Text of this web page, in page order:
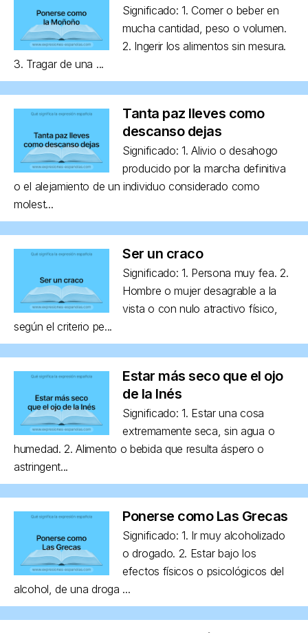
Significado: 1. Comer o beber en
mucha cantidad, peso o volumen.
2. Ingerir los alimentos sin mesura.
3. Tragar de una ...
Tanta paz lleves como
descanso dejas
Significado: 1. Alivio o desahogo
producido por la marcha definitiva
o el alejamiento de un individuo considerado como
molest...
Ser un craco
Significado: 1. Persona muy fea. 2.
Hombre o mujer desagrable a la
vista o con nulo atractivo físico,
según el criterio pe...
Estar más seco que el ojo
de la Inés
Significado: 1. Estar una cosa
extremamente seca, sin agua o
humedad. 2. Alimento o bebida que resulta áspero o
astringent...
Ponerse como Las Grecas
Significado: 1. Ir muy alcoholizado
o drogado. 2. Estar bajo los
efectos físicos o psicológicos del
alcohol, de una droga ...